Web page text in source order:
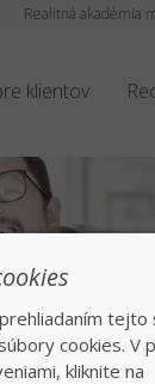
Realitná akadémia
klientov
tejto
cookies. V
kliknite na